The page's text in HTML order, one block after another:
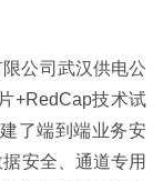
公司武汉供电公
+RedCap技术试
了端到端业务安
安全、通道专用